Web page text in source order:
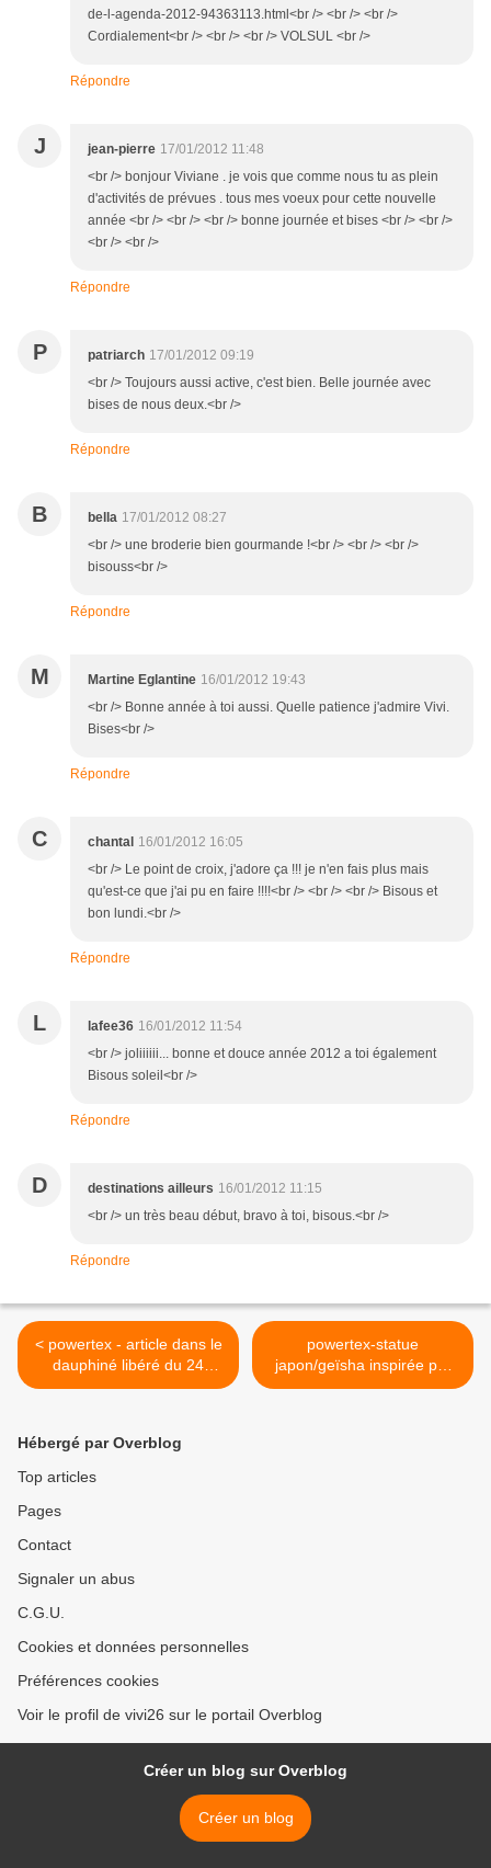
de-l-agenda-2012-94363113.html<br /> <br /> <br />
Cordialement<br /> <br /> <br /> VOLSUL <br />
Répondre
J jean-pierre 17/01/2012 11:48
<br /> bonjour Viviane . je vois que comme nous tu as plein
d'activités de prévues . tous mes voeux pour cette nouvelle
année <br /> <br /> <br /> bonne journée et bises <br /> <br />
<br /> <br />
Répondre
P patriarch 17/01/2012 09:19
<br /> Toujours aussi active, c'est bien. Belle journée avec
bises de nous deux.<br />
Répondre
B bella 17/01/2012 08:27
<br /> une broderie bien gourmande !<br /> <br /> <br />
bisouss<br />
Répondre
M Martine Eglantine 16/01/2012 19:43
<br /> Bonne année à toi aussi. Quelle patience j'admire Vivi.
Bises<br />
Répondre
C chantal 16/01/2012 16:05
<br /> Le point de croix, j'adore ça !!! je n'en fais plus mais
qu'est-ce que j'ai pu en faire !!!!<br /> <br /> <br /> Bisous et
bon lundi.<br />
Répondre
L lafee36 16/01/2012 11:54
<br /> joliiiiii... bonne et douce année 2012 a toi également
Bisous soleil<br />
Répondre
D destinations ailleurs 16/01/2012 11:15
<br /> un très beau début, bravo à toi, bisous.<br />
Répondre
< powertex - article dans le
dauphiné libéré du 24
décembre
powertex-statue
japon/geïsha inspirée par
Brigitte Grade >
Hébergé par Overblog
Top articles
Pages
Contact
Signaler un abus
C.G.U.
Cookies et données personnelles
Préférences cookies
Voir le profil de vivi26 sur le portail Overblog
Créer un blog sur Overblog
Créer un blog